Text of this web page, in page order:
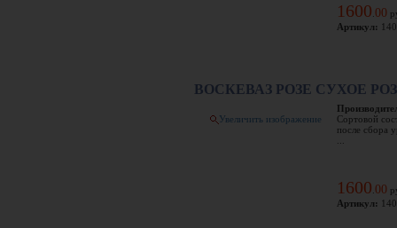
1600 00
Артикул:
ВОСКЕВАЗ РОЗЕ СУХОЕ
Увеличить изображение
Сортовой
после сбора
1600 00
Артикул: